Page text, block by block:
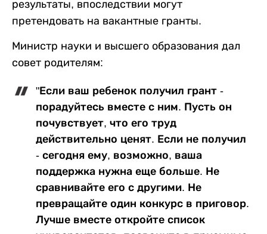
результаты, впоследствии могут
претендовать на вакантные гранты.
Министр науки и высшего образования дал
совет родителям:
"Если ваш ребенок получил грант -
порадуйтесь вместе с ним. Пусть он
почувствует, что его труд
действительно ценят. Если не получил
- сегодня ему, возможно, ваша
поддержка нужна еще больше. Не
сравнивайте его с другими. Не
превращайте один конкурс в приговор.
Лучше вместе откройте список